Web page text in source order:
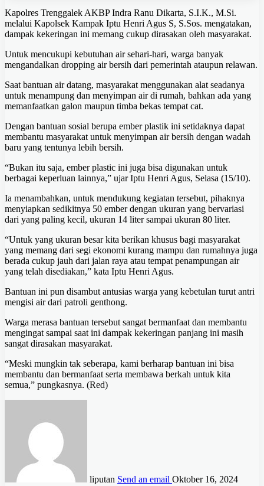
Kapolres Trenggalek AKBP Indra Ranu Dikarta, S.I.K., M.Si.
melalui Kapolsek Kampak Iptu Henri Agus S, S.Sos. mengatakan,
dampak kekeringan ini memang cukup dirasakan oleh masyarakat.
Untuk mencukupi kebutuhan air sehari-hari, warga banyak
mengandalkan dropping air bersih dari pemerintah ataupun relawan.
Saat bantuan air datang, masyarakat menggunakan alat seadanya
untuk menampung dan menyimpan air di rumah, bahkan ada yang
memanfaatkan galon maupun timba bekas tempat cat.
Dengan bantuan sosial berupa ember plastik ini setidaknya dapat
membantu masyarakat untuk menyimpan air bersih dengan wadah
baru yang tentunya lebih bersih.
“Bukan itu saja, ember plastic ini juga bisa digunakan untuk
berbagai keperluan lainnya,” ujar Iptu Henri Agus, Selasa (15/10).
Ia menambahkan, untuk mendukung kegiatan tersebut, pihaknya
menyiapkan sedikitnya 50 ember dengan ukuran yang bervariasi
dari yang paling kecil, ukuran 14 liter sampai ukuran 80 liter.
“Untuk yang ukuran besar kita berikan khusus bagi masyarakat
yang memang dari segi ekonomi kurang mampu dan rumahnya juga
berada cukup jauh dari jalan raya atau tempat penampungan air
yang telah disediakan,” kata Iptu Henri Agus.
Bantuan ini pun disambut antusias warga yang kebetulan turut antri
mengisi air dari patroli genthong.
Warga merasa bantuan tersebut sangat bermanfaat dan membantu
mengingat sampai saat ini dampak kekeringan panjang ini masih
sangat dirasakan masyarakat.
“Meski mungkin tak seberapa, kami berharap bantuan ini bisa
membantu dan bermanfaat serta membawa berkah untuk kita
semua,” pungkasnya. (Red)
liputan Send an email Oktober 16, 2024